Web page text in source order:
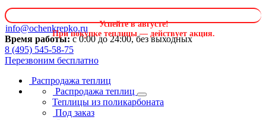
Успейте в августе!
При покупке теплицы — действует акция.
info@ochenkrepko.ru
Время работы:с 0:00 до 24:00, без выходных
8 (495) 545-58-75
Перезвоним бесплатно
Распродажа теплиц
Распродажа теплиц
Теплицы из поликарбоната
Под заказ